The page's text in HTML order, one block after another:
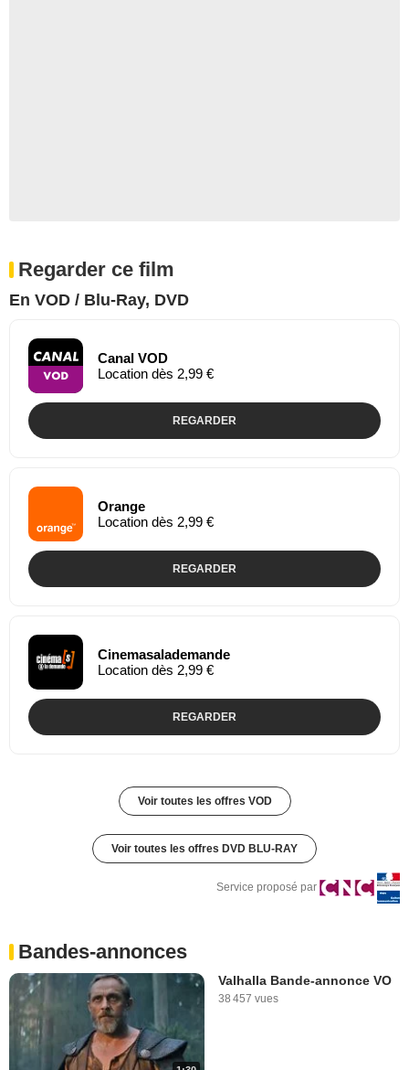
Regarder ce film
En VOD / Blu-Ray, DVD
Canal VOD
Location dès 2,99 €
REGARDER
Orange
Location dès 2,99 €
REGARDER
Cinemasalademande
Location dès 2,99 €
REGARDER
Voir toutes les offres VOD
Voir toutes les offres DVD BLU-RAY
Service proposé par
Bandes-annonces
Valhalla Bande-annonce VO
38 457 vues